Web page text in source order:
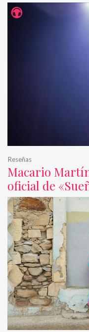
Macario
oficial de
Reseñas